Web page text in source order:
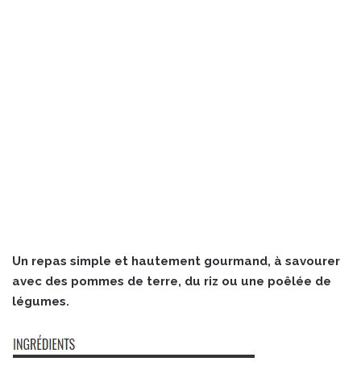
Un repas simple et hautement gourmand, à savourer
avec des pommes de terre, du riz ou une poêlée de
légumes.